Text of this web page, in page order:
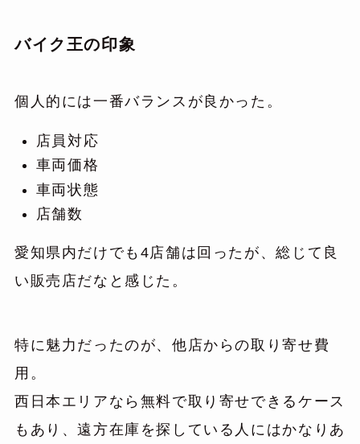
バイク王の印象
個人的には一番バランスが良かった。
店員対応
車両価格
車両状態
店舗数
愛知県内だけでも4店舗は回ったが、総じて良
い販売店だなと感じた。
特に魅力だったのが、他店からの取り寄せ費
用。
西日本エリアなら無料で取り寄せできるケース
もあり、遠方在庫を探している人にはかなりあ